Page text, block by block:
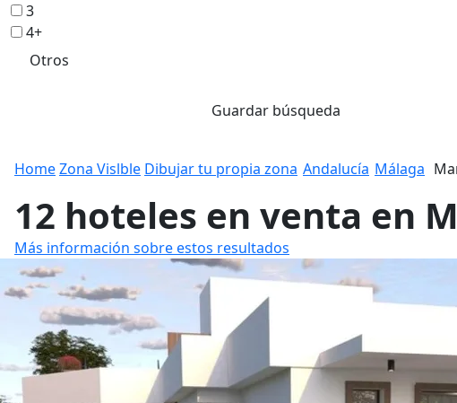
3
4+
Otros
Guardar búsqueda
HomeZona Vislble Dibujar tu propia zona Andalucía Málaga
12 hoteles en venta en
Más información sobre estos resultados